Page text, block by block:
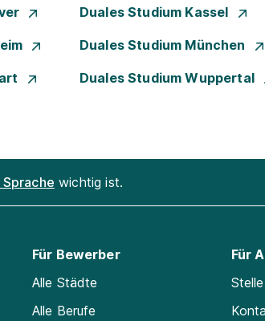
Duales Studium Kassel
Duales Studium München
Duales Studium Wuppertal
wichtig ist.
Für Bewerber
Alle Städte
Alle Berufe
Für